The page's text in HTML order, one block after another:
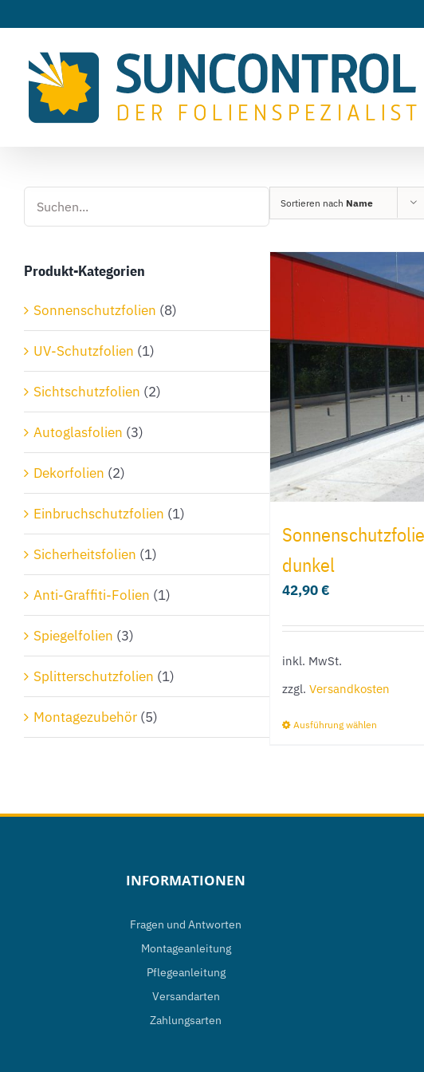
springen
Sortieren nach Name
dunkel
42,90€
inkl. MwSt.
zzgl.Versandkosten
Ausführung wählen
Produkt-Kategorien
Sonnenschutzfolien (8)
UV-Schutzfolien (1)
Sichtschutzfolien (2)
Autoglasfolien (3)
Dekorfolien (2)
Einbruchschutzfolien (1)
Sicherheitsfolien (1)
Anti-Graffiti-Folien (1)
Spiegelfolien (3)
Splitterschutzfolien (1)
Montagezubehör (5)
INFORMATIONEN
Fragen und Antworten
Montageanleitung
Pflegeanleitung
Versandarten
Zahlungsarten